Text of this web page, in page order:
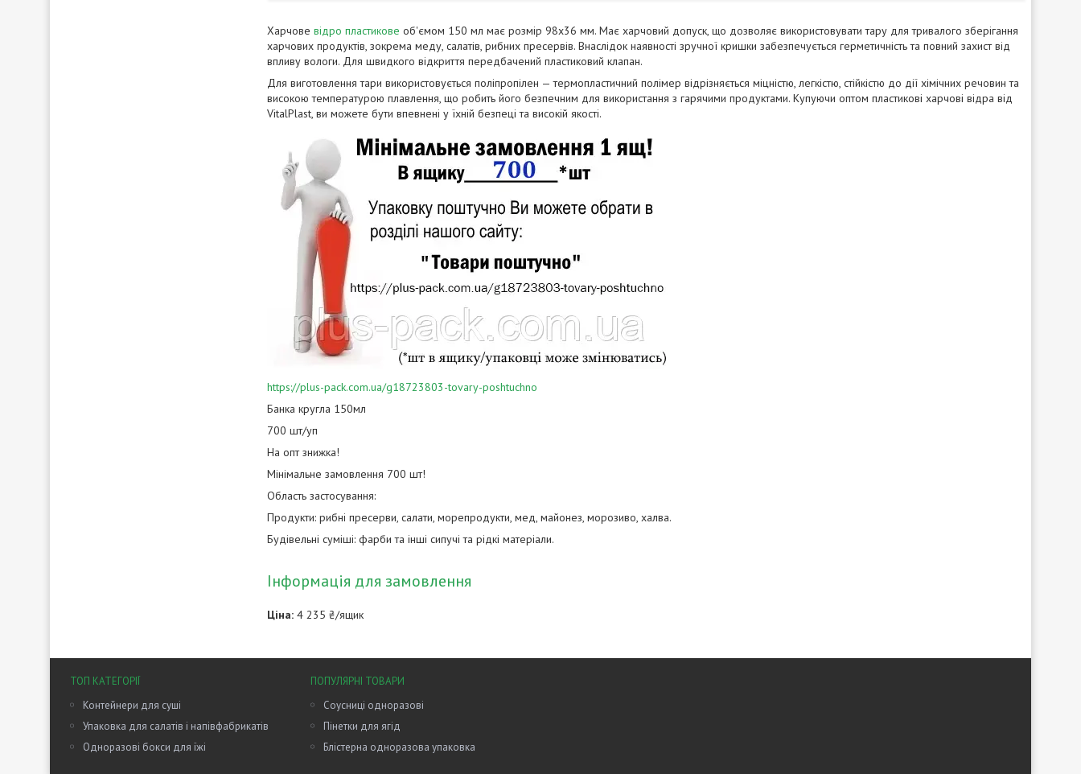
Харчове відро пластикове об'ємом 150 мл має розмір 98х36 мм. Має харчовий допуск, що дозволяє використовувати тару для тривалого зберігання
харчових продуктів, зокрема меду, салатів, рибних пресервів. Внаслідок наявності зручної кришки забезпечується герметичність та повний захист від
впливу вологи. Для швидкого відкриття передбачений пластиковий клапан.
Для виготовлення тари використовується поліпропілен — термопластичний полімер відрізняється міцністю, легкістю, стійкістю до дії хімічних речовин та
високою температурою плавлення, що робить його безпечним для використання з гарячими продуктами. Купуючи оптом пластикові харчові відра від
VitalPlast, ви можете бути впевнені у їхній безпеці та високій якості.
https://plus-pack.com.ua/g18723803-tovary-poshtuchno
Банка кругла 150мл
700 шт/уп
На опт знижка!
Мінімальне замовлення 700 шт!
Область застосування:
Продукти: рибні пресерви, салати, морепродукти, мед, майонез, морозиво, халва.
Будівельні суміші: фарби та інші сипучі та рідкі матеріали.
Інформація для замовлення
Ціна: 4 235 ₴/ящик
ТОП КАТЕГОРІЇ
Контейнери для суші
Упаковка для салатів і напівфабрикатів
Одноразові бокси для їжі
ПОПУЛЯРНІ ТОВАРИ
Соусниці одноразові
Пінетки для ягід
Блістерна одноразова упаковка